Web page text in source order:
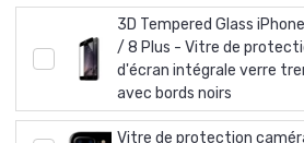
3D Tempered Glass
/ 8 Plus - Vitre de
d'écran intégrale verre
avec bords noirs
Vitre de protection